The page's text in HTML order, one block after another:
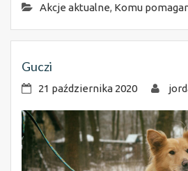
Akcje aktualne, Komu
Guczi
21 października 2020